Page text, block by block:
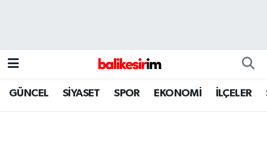
GÜNCEL SİYASET SPOR EKONOMİ İLÇELER